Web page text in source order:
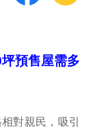
預售屋需多
對親民，吸引